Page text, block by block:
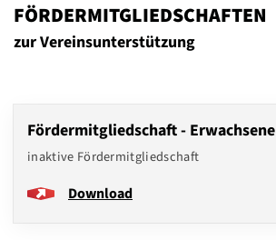
FÖRDERMITGLIEDSCHAFTEN
zur Vereinsunterstützung
Fördermitgliedschaft - Erwachsene
inaktive Fördermitgliedschaft
Download